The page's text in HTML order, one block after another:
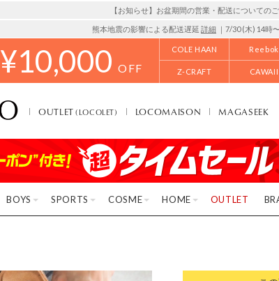
【お知らせ】お盆期間の営業・配送についての
熊本地震の影響による配送遅延 詳細 ｜7/30 (木) 14時
¥10,000 OFF
COLE HAAN Reebok
Z-CRAFT CAWAII
OUTLET(LOCOLET) LOCOMAISON MAGASEEK
BOYS SPORTS COSME HOME OUTLET